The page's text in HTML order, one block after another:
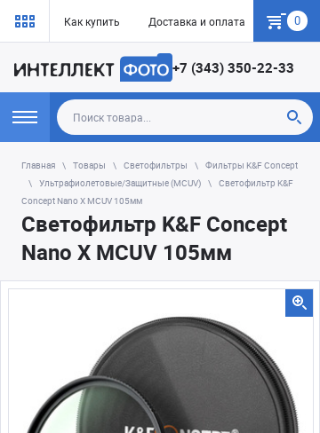
Как купить Доставка и оплата Гарантия
0
+7 (343) 350-22-33
Главная Товары Светофильтры
Фильтры K&F Concept
Ультрафиолетовые/Защитные (MCUV)
Светофильтр K&F
Concept Nano X MCUV 105мм
Светофильтр K&F Concept
Nano X MCUV 105мм